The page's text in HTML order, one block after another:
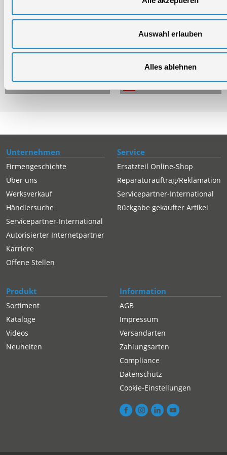
Auswahl erlauben
Alles ablehnen
Ersatzteilliste 02öffnen PDF downloaden
Ersatzteilliste 03öffnen PDF downloaden
Ersatzteilliste 04öffnen PDF downloaden
Unternehmen
Firmengeschichte
Über uns
Werksverkauf
Händlersuche
Servicepartner-International
Autorisierter Internetpartner
Karriere
Offene Stellen
Service
Ersatzteil Online-Shop
Reparaturauftrag/Reklamation
Servicepartner-International
Rückgabe gekaufter Artikel
Produkt
Sortiment
Kataloge
Videos
Neuheiten
Information
AGB
Impressum
Versandarten
Zahlungsarten
Compliance
Datenschutz
Cookie-Einstellungen